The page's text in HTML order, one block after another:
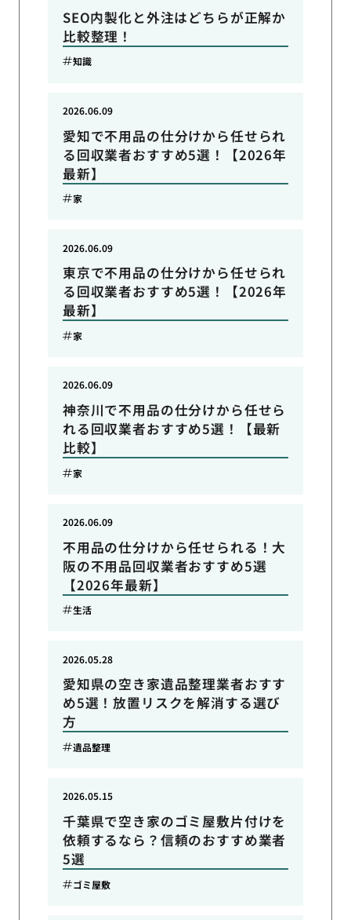
SEO内製化と外注はどちらが正解か
比較整理！
知識
愛知で不用品の仕分けから任せられ
る回収業者おすすめ5選！【2026年
最新】
2026.06.09
家
東京で不用品の仕分けから任せられ
る回収業者おすすめ5選！【2026年
最新】
2026.06.09
家
神奈川で不用品の仕分けから任せら
れる回収業者おすすめ5選！【最新
比較】
2026.06.09
家
不用品の仕分けから任せられる！大
阪の不用品回収業者おすすめ5選
【2026年最新】
2026.06.09
生活
愛知県の空き家遺品整理業者おすす
め5選！放置リスクを解消する選び
方
2026.05.28
遺品整理
千葉県で空き家のゴミ屋敷片付けを
依頼するなら？信頼のおすすめ業者
5選
2026.05.15
ゴミ屋敷